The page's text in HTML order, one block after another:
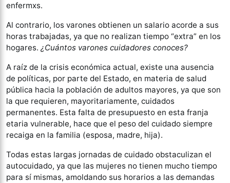
enfermxs.
Al contrario, los varones obtienen un salario acorde a sus
horas trabajadas, ya que no realizan tiempo “extra” en los
hogares. ¿Cuántos varones cuidadores conoces?
A raíz de la crisis económica actual, existe una ausencia
de políticas, por parte del Estado, en materia de salud
pública hacia la población de adultos mayores, ya que son
la que requieren, mayoritariamente, cuidados
permanentes. Esta falta de presupuesto en esta franja
etaria vulnerable, hace que el peso del cuidado siempre
recaiga en la familia (esposa, madre, hija).
Todas estas largas jornadas de cuidado obstaculizan el
autocuidado, ya que las mujeres no tienen mucho tiempo
para sí mismas, amoldando sus horarios a las demandas